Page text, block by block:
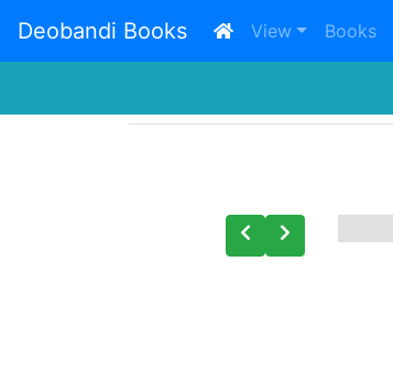
Deobandi Books (current)
View Books